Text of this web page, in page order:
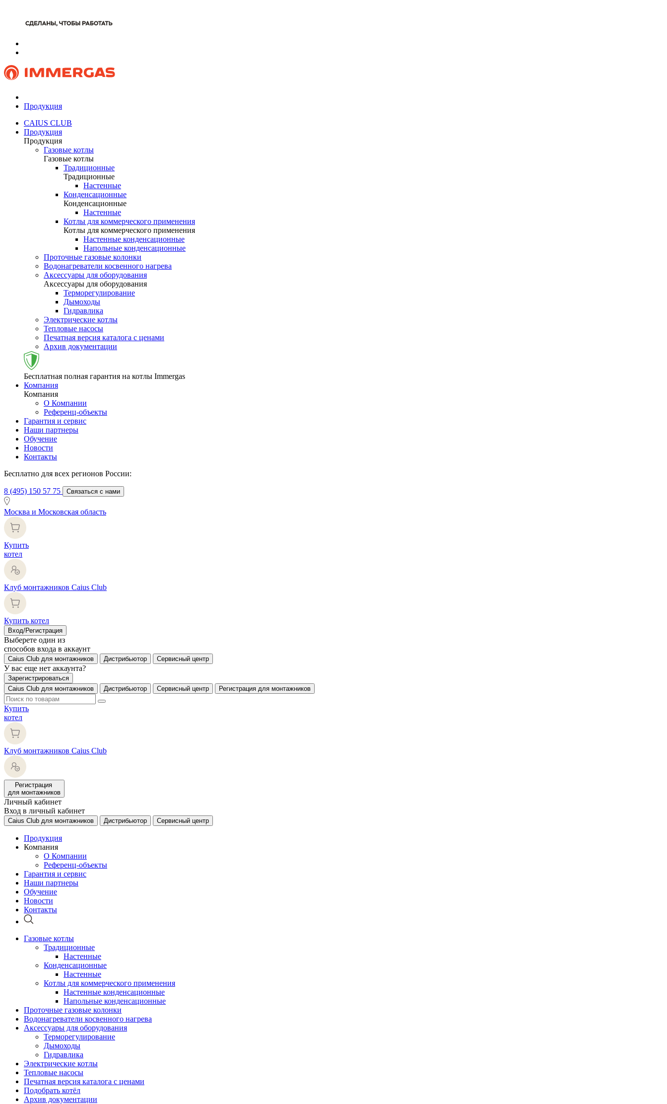
Продукция
CAIUS CLUB
Продукция
Продукция
Газовые котлы
Газовые котлы
Традиционные
Традиционные
Настенные
Конденсационные
Конденсационные
Настенные
Котлы для коммерческого применения
Котлы для коммерческого применения
Настенные конденсационные
Напольные конденсационные
Проточные газовые колонки
Водонагреватели косвенного нагрева
Аксессуары для оборудования
Аксессуары для оборудования
Терморегулирование
Дымоходы
Гидравлика
Электрические котлы
Тепловые насосы
Печатная версия каталога с ценами
Архив документации
Бесплатная полная гарантия на котлы Immergas
Компания
Компания
О Компании
Референц-объекты
Гарантия и сервис
Наши партнеры
Обучение
Новости
Контакты
Бесплатно для всех регионов России:
8 (495) 150 57 75 Связаться с нами
Москва и Московская область
Купить
котел
Клуб монтажников Caius Club
Купить котел
Вход/Регистрация
Выберете один из
способов входа в аккаунт
Caius Club для монтажников Дистрибьютор Сервисный центр
У вас еще нет аккаунта?
Зарегистрироваться
Caius Club для монтажников
Дистрибьютор Сервисный центр Регистрация для монтажников
Купить
котел
Клуб монтажников Caius Club
Регистрация
для монтажников
Личный кабинет
Вход в личный кабинет
Caius Club для монтажников Дистрибьютор Сервисный центр
Продукция
Компания
О Компании
Референц-объекты
Гарантия и сервис
Наши партнеры
Обучение
Новости
Контакты
Газовые котлы
Традиционные
Настенные
Конденсационные
Настенные
Котлы для коммерческого применения
Настенные конденсационные
Напольные конденсационные
Проточные газовые колонки
Водонагреватели косвенного нагрева
Аксессуары для оборудования
Терморегулирование
Дымоходы
Гидравлика
Электрические котлы
Тепловые насосы
Печатная версия каталога с ценами
Подобрать котёл
Архив документации